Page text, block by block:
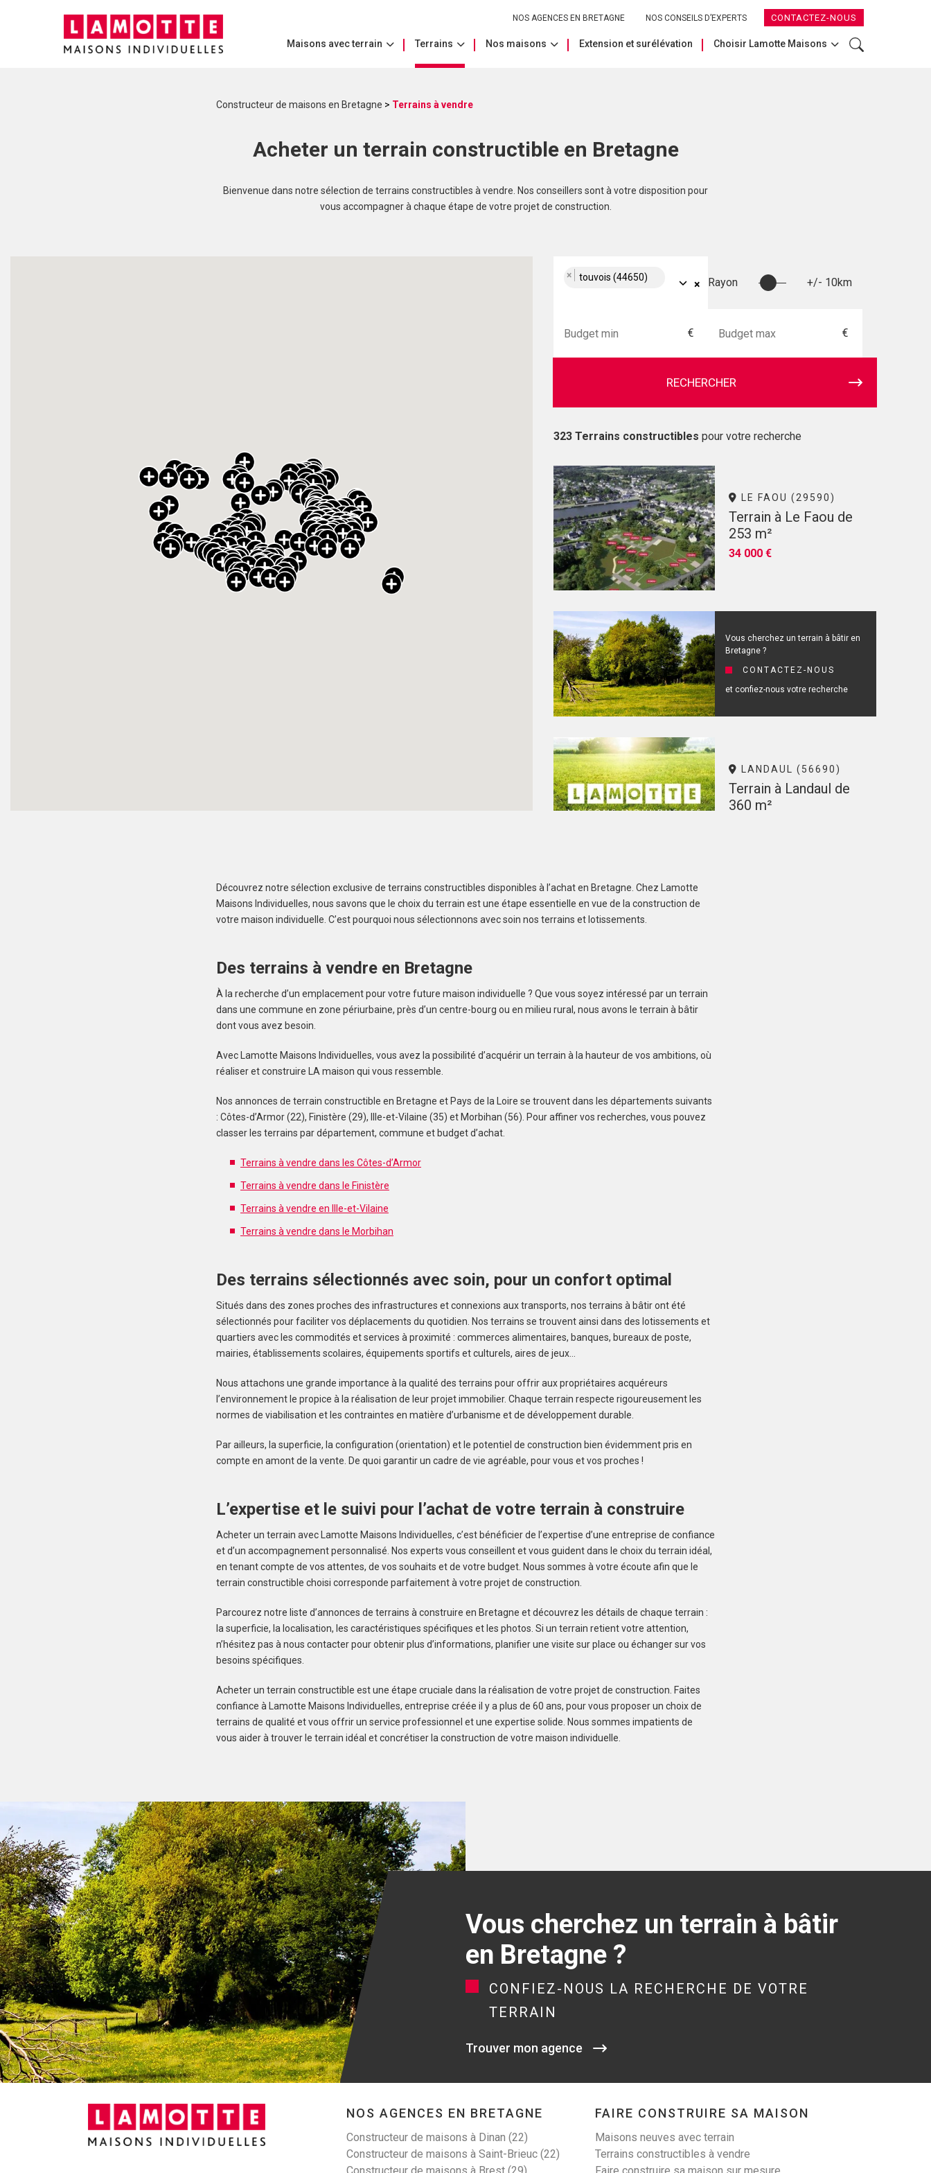
NOS AGENCES EN BRETAGNE NOS CONSEILS D’EXPERTS CONTACTEZ-NOUS
Maisons avec terrain Terrains Nos maisons Extension et surélévation Choisir Lamotte Maisons
Constructeur de maisons en Bretagne > Terrains à vendre
Acheter un terrain constructible en Bretagne
Bienvenue dans notre sélection de terrains constructibles à vendre. Nos conseillers sont à votre disposition pour
vous accompagner à chaque étape de votre projet de construction.
×
× touvois (44650) Rayon +/- 10km
€ €
RECHERCHER
323 Terrains constructibles pour votre recherche
LE FAOU (29590)
Terrain à Le Faou de
253 m²
34 000 €
Vous cherchez un terrain à bâtir en
Bretagne ?
CONTACTEZ-NOUS
et confiez-nous votre recherche
LANDAUL (56690)
Terrain à Landaul de
360 m²
Créez une alerte et ne manquez aucun bien
correspondant à votre recherche
LANESTER (56600)
Découvrez notre sélection exclusive de terrains constructibles disponibles à l’achat en Bretagne. Chez Lamotte
Maisons Individuelles, nous savons que le choix du terrain est une étape essentielle en vue de la construction de
votre maison individuelle. C’est pourquoi nous sélectionnons avec soin nos terrains et lotissements.
Des terrains à vendre en Bretagne
À la recherche d’un emplacement pour votre future maison individuelle ? Que vous soyez intéressé par un terrain
dans une commune en zone périurbaine, près d’un centre-bourg ou en milieu rural, nous avons le terrain à bâtir
dont vous avez besoin.
Avec Lamotte Maisons Individuelles, vous avez la possibilité d’acquérir un terrain à la hauteur de vos ambitions, où
réaliser et construire LA maison qui vous ressemble.
Nos annonces de terrain constructible en Bretagne et Pays de la Loire se trouvent dans les départements suivants
: Côtes-d’Armor (22), Finistère (29), Ille-et-Vilaine (35) et Morbihan (56). Pour affiner vos recherches, vous pouvez
classer les terrains par département, commune et budget d’achat.
Terrains à vendre dans les Côtes-d’Armor
Terrains à vendre dans le Finistère
Terrains à vendre en Ille-et-Vilaine
Terrains à vendre dans le Morbihan
Des terrains sélectionnés avec soin, pour un confort optimal
Situés dans des zones proches des infrastructures et connexions aux transports, nos terrains à bâtir ont été
sélectionnés pour faciliter vos déplacements du quotidien. Nos terrains se trouvent ainsi dans des lotissements et
quartiers avec les commodités et services à proximité : commerces alimentaires, banques, bureaux de poste,
mairies, établissements scolaires, équipements sportifs et culturels, aires de jeux…
Nous attachons une grande importance à la qualité des terrains pour offrir aux propriétaires acquéreurs
l’environnement le propice à la réalisation de leur projet immobilier. Chaque terrain respecte rigoureusement les
normes de viabilisation et les contraintes en matière d’urbanisme et de développement durable.
Par ailleurs, la superficie, la configuration (orientation) et le potentiel de construction bien évidemment pris en
compte en amont de la vente. De quoi garantir un cadre de vie agréable, pour vous et vos proches !
L’expertise et le suivi pour l’achat de votre terrain à construire
Acheter un terrain avec Lamotte Maisons Individuelles, c’est bénéficier de l’expertise d’une entreprise de confiance
et d’un accompagnement personnalisé. Nos experts vous conseillent et vous guident dans le choix du terrain idéal,
en tenant compte de vos attentes, de vos souhaits et de votre budget. Nous sommes à votre écoute afin que le
terrain constructible choisi corresponde parfaitement à votre projet de construction.
Parcourez notre liste d’annonces de terrains à construire en Bretagne et découvrez les détails de chaque terrain :
la superficie, la localisation, les caractéristiques spécifiques et les photos. Si un terrain retient votre attention,
n’hésitez pas à nous contacter pour obtenir plus d’informations, planifier une visite sur place ou échanger sur vos
besoins spécifiques.
Acheter un terrain constructible est une étape cruciale dans la réalisation de votre projet de construction. Faites
confiance à Lamotte Maisons Individuelles, entreprise créée il y a plus de 60 ans, pour vous proposer un choix de
terrains de qualité et vous offrir un service professionnel et une expertise solide. Nous sommes impatients de
vous aider à trouver le terrain idéal et concrétiser la construction de votre maison individuelle.
Vous cherchez un terrain à bâtir
en Bretagne ?
CONFIEZ-NOUS LA RECHERCHE DE VOTRE
TERRAIN
Trouver mon agence
NOS AGENCES EN BRETAGNE
Constructeur de maisons à Dinan (22)
Constructeur de maisons à Saint-Brieuc (22)
FAIRE CONSTRUIRE SA MAISON
Maisons neuves avec terrain
Terrains constructibles à vendre